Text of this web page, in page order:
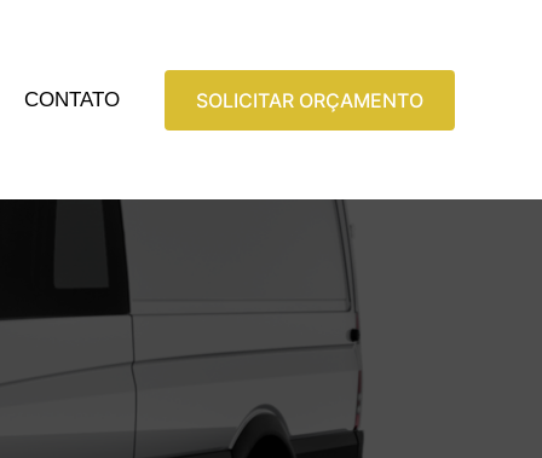
CONTATO SOLICITAR ORÇAMENTO